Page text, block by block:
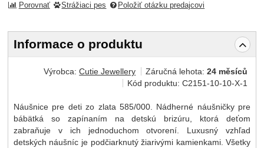
Porovnať Strážiaci pes Položiť otázku predajcovi
Informace o produktu
Výrobca:Cutie Jewellery Záručná lehota:24 měsíců
Kód produktu:C2151-10-10-X-1
Náušnice pre deti zo zlata 585/000. Nádherné náušničky pre
bábätká so zapínaním na detskú brizúru, ktorá deťom
zabraňuje v ich jednoduchom otvorení. Luxusný vzhľad
detských náušníc je podčiarknutý žiarivými kamienkami. Všetky